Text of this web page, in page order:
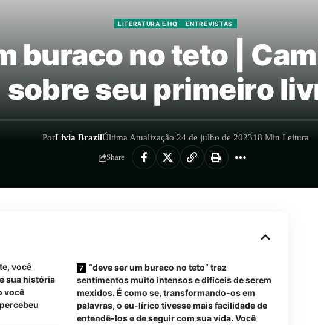
LITERATURA E HQ ENTREVISTAS
buraco no teto |
sobre seu primeiro
PorLivia BrazilÚltima Atualização 24 de julho de 202318 Min Leitura
Share
você
sua história
você
“deve ser um buraco no teto” traz
sentimentos muito intensos e difíceis de serem
mexidos. É como se, transformando-os em
palavras, o eu-lírico tivesse mais facilidade de
entendê-los e de seguir com sua vida. Você